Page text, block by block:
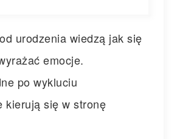
urodzenia wiedzą jak się
emocje.
po wykluciu
kierują się w stronę